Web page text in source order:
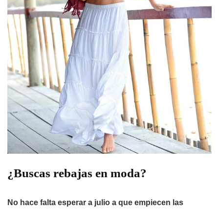
¿Buscas rebajas en moda?
No hace falta esperar a julio a que empiecen las